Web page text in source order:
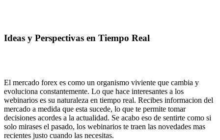
Ideas y Perspectivas en Tiempo Real
El mercado forex es como un organismo viviente que cambia y
evoluciona constantemente. Lo que hace interesantes a los
webinarios es su naturaleza en tiempo real. Recibes informacion del
mercado a medida que esta sucede, lo que te permite tomar
decisiones acordes a la actualidad. Se acabo eso de sentirte como si
solo mirases el pasado, los webinarios te traen las novedades mas
recientes justo cuando las necesitas.